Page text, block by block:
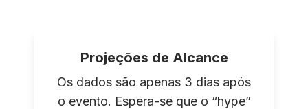
Projeções de Alcance
Os dados são apenas 3 dias após
o evento. Espera-se que o “hype”